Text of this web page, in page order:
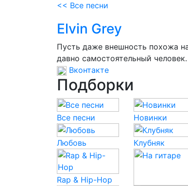
<< Все песни
Elvin Grey
Пусть даже внешность похожа
давно самостоятельный человек.
Вконтакте
Подборки
Все песни Новинки
Любовь Клубняк
Rap & Hip-Hop